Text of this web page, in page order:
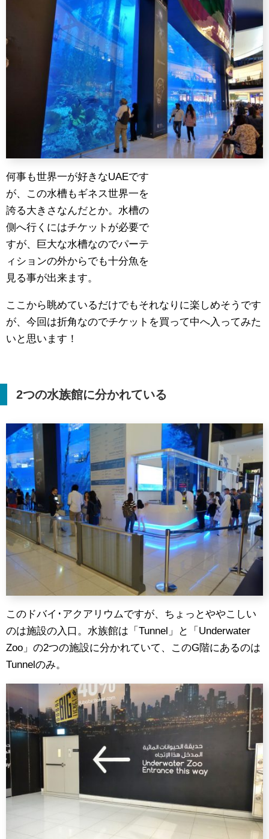
何事も世界一が好きなUAEです
が、この水槽もギネス世界一を
誇る大きさなんだとか。水槽の
側へ行くにはチケットが必要で
すが、巨大な水槽なのでパーテ
ィションの外からでも十分魚を
見る事が出来ます。
ここから眺めているだけでもそれなりに楽しめそうです
が、今回は折角なのでチケットを買って中へ入ってみた
いと思います！
2つの水族館に分かれている
このドバイ･アクアリウムですが、ちょっとややこしい
のは施設の入口。水族館は「Tunnel」と「Underwater
Zoo」の2つの施設に分かれていて、このG階にあるのは
Tunnelのみ。